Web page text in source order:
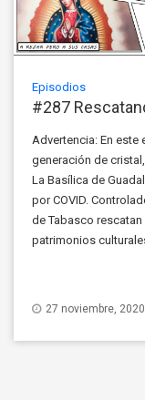
Episodios
#287
Advertencia: En
generación de
La Basílica de
por COVID.
de Tabasco
patrimonios
27 noviembre, 2020